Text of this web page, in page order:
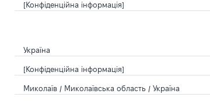
[Конфіденційна інформація]
Україна
[Конфіденційна інформація]
Миколаїв / Миколаївська область / Україна